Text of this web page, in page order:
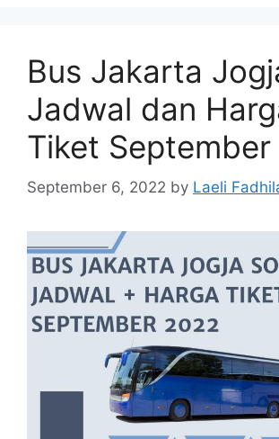
Bus Jakarta
Jadwal dan
Tiket
September 6, 2022 by Laeli